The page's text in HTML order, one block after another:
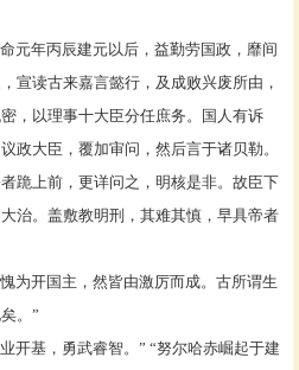
元年丙辰建元以后，益勤劳国政，靡间
宣读古来嘉言懿行，及成败兴废所由，
，以理事十大臣分任庶务。国人有诉
政大臣，覆加审问，然后言于诸贝勒。
跪上前，更详问之，明核是非。故臣下
治。盖敷教明刑，其难其慎，早具帝者
为开国主，然皆由激厉而成。古所谓生
。”
开基，勇武睿智。” “努尔哈赤崛起于建